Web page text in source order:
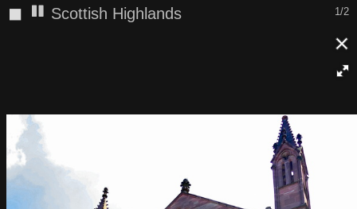
2/2
◼ Straßburg